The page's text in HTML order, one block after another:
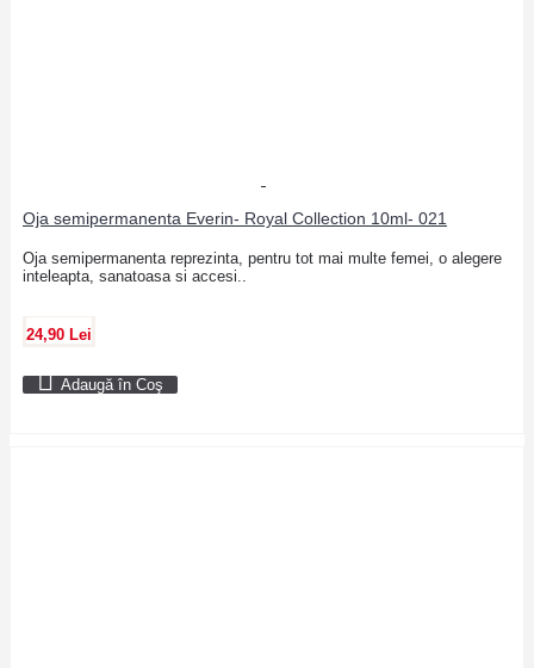
Oja semipermanenta Everin- Royal Collection 10ml- 021
Oja semipermanenta reprezinta, pentru tot mai multe femei, o alegere
inteleapta, sanatoasa si accesi..
24,90 Lei
Adaugă în Coş